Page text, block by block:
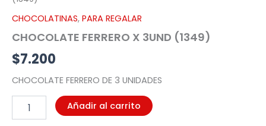
CHOCOLATINAS, PARA REGALAR
CHOCOLATE FERRERO X 3UND (1349)
$7.200
CHOCOLATE FERRERO DE 3 UNIDADES
Añadir al carrito